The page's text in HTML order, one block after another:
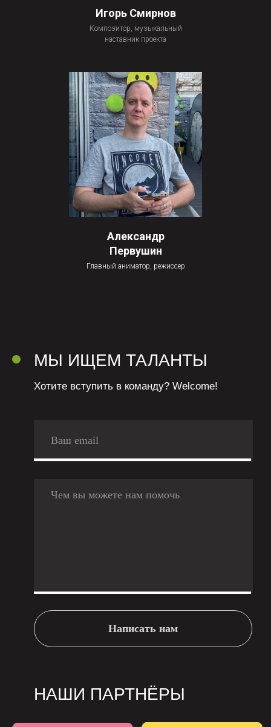
Игорь Смирнов
Композитор, музыкальный
наставник проекта
Александр
Первушин
Главный аниматор, режиссер
ДЛЯ ПРЕДЛОЖЕНИЙ
О СОТРУДНИЧЕСТВЕ ПИШИТЕ
hello@xopmedia.ru
© 2020 – 2025 Хор Медиа Москва
hello@xopmedia.ru